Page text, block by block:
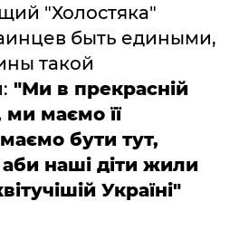
"Холостяка"
быть едиными,
такой
"Ми в прекрасній
ми маємо її
бути тут,
наші діти жили
Україні"